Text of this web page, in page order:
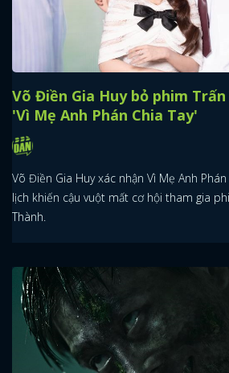
Võ Điền Gia Huy bỏ phim
'Vì Mẹ Anh Phán Chia Tay'
Võ Điền Gia Huy xác nhận Vì Mẹ Anh
lịch khiến cậu vuột mất cơ hội tham gia
Thành.